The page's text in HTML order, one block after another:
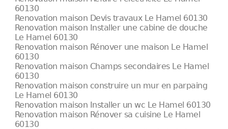
60130
Renovation maison Devis travaux Le Hamel 60130
Renovation maison Installer une cabine de douche
Le Hamel 60130
Renovation maison Rénover une maison Le Hamel
60130
Renovation maison Champs secondaires Le Hamel
60130
Renovation maison construire un mur en parpaing
Le Hamel 60130
Renovation maison Installer un wc Le Hamel 60130
Renovation maison Rénover sa cuisine Le Hamel
60130